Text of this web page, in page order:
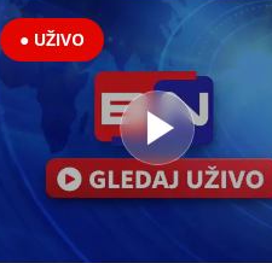
● UŽIVO